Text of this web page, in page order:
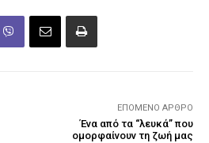
ΕΠΌΜΕΝΟ ΆΡΘΡΟ
Ένα από τα “λευκά” που
ομορφαίνουν τη ζωή μας